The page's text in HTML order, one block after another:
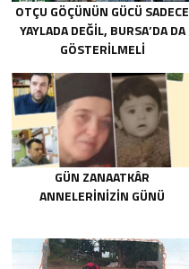
OTÇU GÖÇÜNÜN GÜCÜ SADECE
YAYLADA DEĞIL, BURSA’DA DA
GÖSTERILMELI
GÜN ZANAATKÂR
ANNELERİNİZİN GÜNÜ